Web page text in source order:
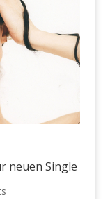
neuen Single